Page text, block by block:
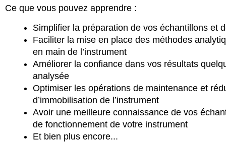
Ce que vous pouvez apprendre :
Simplifier la préparation de vos échantillons et
Faciliter la mise en place des méthodes
en main de l’instrument
Améliorer la confiance dans vos résultats
analysée
Optimiser les opérations de maintenance et
d’immobilisation de l’instrument
Avoir une meilleure connaissance de vos
de fonctionnement de votre instrument
Et bien plus encore...